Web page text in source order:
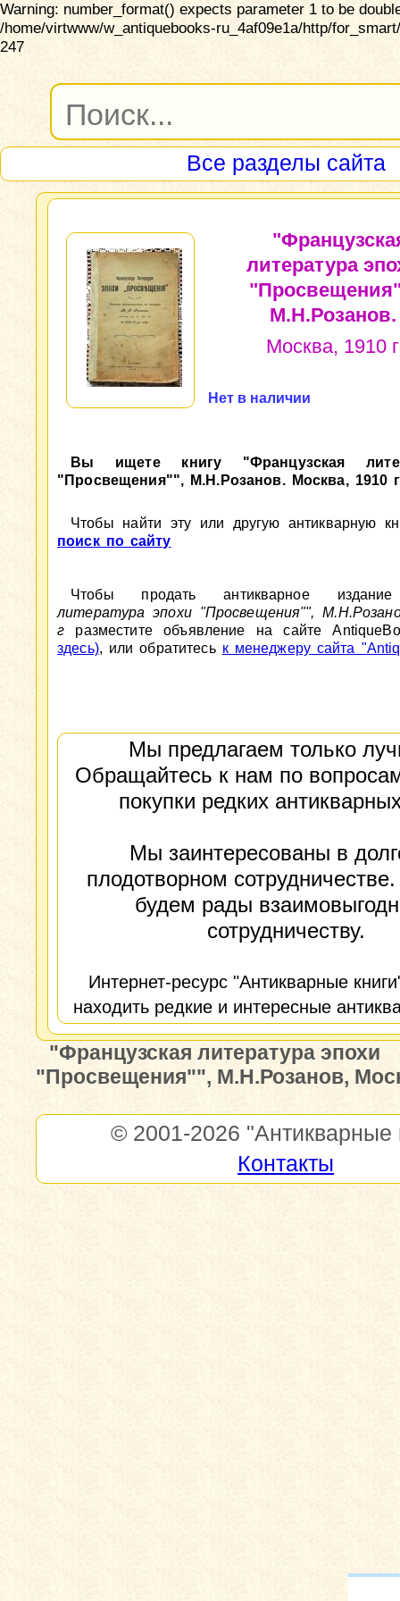
Warning: number_format() expects parameter 1 to be
/home/virtwww/w_antiquebooks-ru_4af09e1a/http/
247
Все разделы сайта
литература
М.Н.Розанов.
Москва, 1910 г
Нет в наличии
Вы ищете книгу "Французская
"Просвещения"", М.Н.Розанов. Москва, 1910
Чтобы найти эту или другую антикварную
поиск по сайту
Чтобы продать антикварное
литература эпохи "Просвещения"",
г разместите объявление на сайте
здесь), или обратитесь к менеджеру сайта
Мы предлагаем только
Обращайтесь к нам по
покупки редких
Мы заинтересованы в
плодотворном
будем рады
сотрудничеству.
Интернет-ресурс "Антикварные
находить редкие и интересные
"Французская литература эпохи
"Просвещения"", М.Н.Розанов,
© 2001-2026 "Антикварные
Контакты